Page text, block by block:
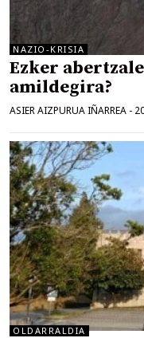
NAZIO-KRISIA
Ezker
amildegira?
ASIER AIZPURUA IÑARREA -
OLDARRALDIA